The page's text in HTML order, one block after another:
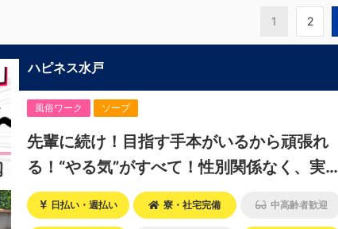
・環
・とに
客業
切な
こう
意志を
がある
未経験
いてる
きた方
と求め
」と思
よく
まる人
1 2
ハピネス水戸
風俗ワーク ソープ
先輩に続け！目指す手本がいるから頑張れ
る！“やる気”がすべて！性別関係なく、実力
で高収入を掴めます！
日払い・週払い 寮・社宅完備 中高齢者歓迎